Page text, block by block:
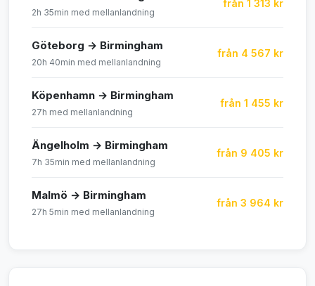
2h 35min med mellanlandning
från 1 313 kr
Göteborg → Birmingham
20h 40min med mellanlandning
från 4 567 kr
Köpenhamn → Birmingham
27h med mellanlandning
från 1 455 kr
Ängelholm → Birmingham
7h 35min med mellanlandning
från 9 405 kr
Malmö → Birmingham
27h 5min med mellanlandning
från 3 964 kr